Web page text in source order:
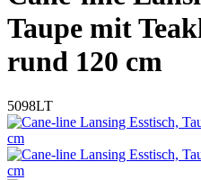
Taupe mit
rund 120 cm
5098LT